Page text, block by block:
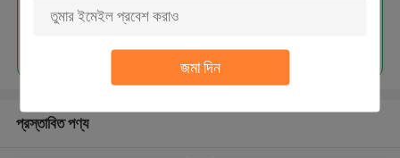
জমা দিন
প্রস্তাবিত পণ্য